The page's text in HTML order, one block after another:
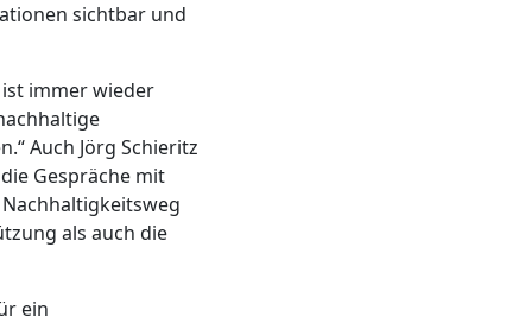
sichtbar und
ist immer wieder
Auch Jörg Schieritz
Gespräche mit
als auch die
ein